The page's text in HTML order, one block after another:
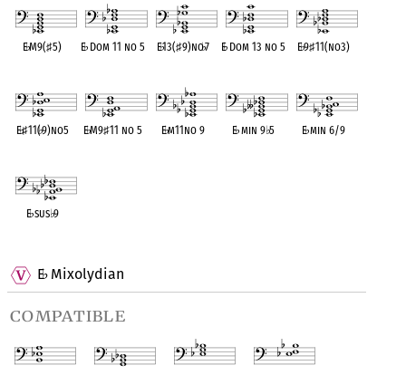
E♭Mixolydian
compatible
E♭M9(♯5) E♭Dom 11 no 5 E♭13(♯9)no♭7 E♭Dom 13 no 5 E♭9♯11(no3)
E♭♯11(♭9)no5 E♭M9♯11 no 5 E♭m11no 9 E♭min 9♭5 E♭min 6/9
E♭sus♭9